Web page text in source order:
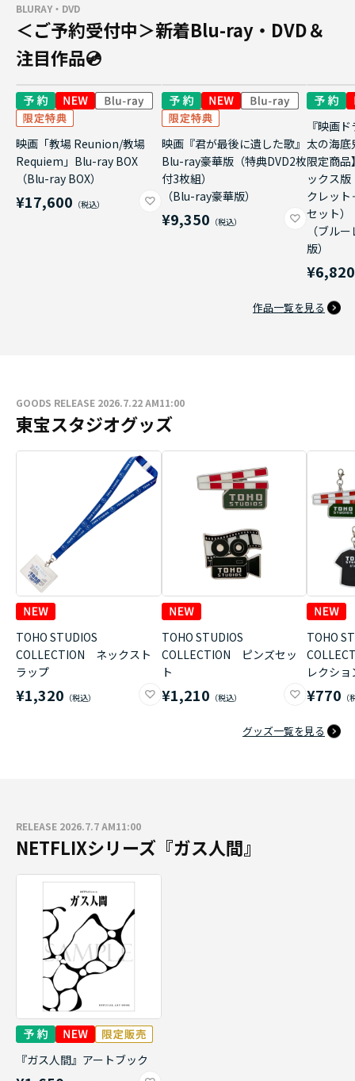
BLURAY・DVD
＜ご予約受付中＞新着Blu-ray・DVD＆
注目作品💿
映画「教場 Reunion/教場
Requiem」Blu-ray BOX
（Blu-ray BOX）
¥17,600
映画『君が最後に遺した歌』
Blu-ray豪華版（特典DVD2枚
付3枚組）
（Blu-ray豪華版）
¥9,350
『映画
太の海底
限定商品
ックス
クレッ
セット）
（ブル
版）
¥6,820
作品一覧を見る
GOODS RELEASE 2026.7.22 AM11:00
東宝スタジオグッズ
TOHO STUDIOS
COLLECTION ネックスト
ラップ
¥1,320
TOHO STUDIOS
COLLECTION ピンズセッ
ト
¥1,210
TOHO
レクシ
¥770
グッズ一覧を見る
RELEASE 2026.7.7 AM11:00
NETFLIXシリーズ『ガス人間』
『ガス人間』アートブック